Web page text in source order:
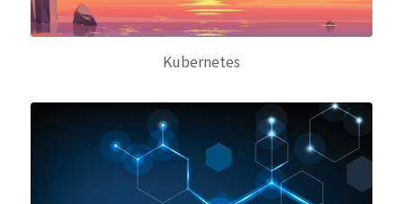
Kubernetes